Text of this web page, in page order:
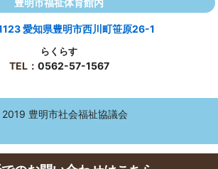
豊明市福祉体育館内
愛知県豊明市西川町笹原26-1
らくらす
TEL： 0562-57-1567
豊明市社会福祉協議会